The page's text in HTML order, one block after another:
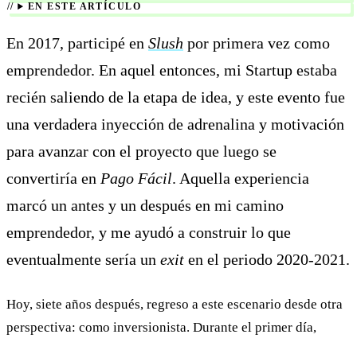
EN ESTE ARTÍCULO
En 2017, participé en Slush por primera vez como
emprendedor. En aquel entonces, mi Startup estaba
recién saliendo de la etapa de idea, y este evento fue
una verdadera inyección de adrenalina y motivación
para avanzar con el proyecto que luego se
convertiría en Pago Fácil. Aquella experiencia
marcó un antes y un después en mi camino
emprendedor, y me ayudó a construir lo que
eventualmente sería un exit en el periodo 2020-2021.
Hoy, siete años después, regreso a este escenario desde otra
perspectiva: como inversionista. Durante el primer día,